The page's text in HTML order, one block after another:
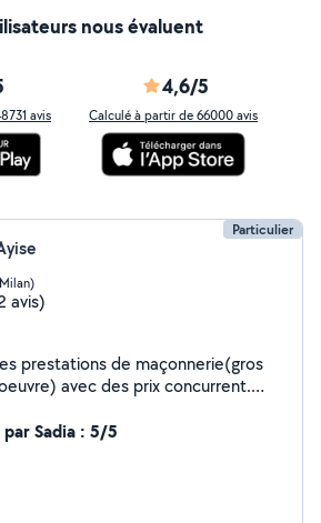
nous évaluent
avis
4,6/5
Calculé à partir de 66000 avis
Particulier
avis)
prestations de maçonnerie(gros
avec des prix concurrent.
Sadia : 5/5